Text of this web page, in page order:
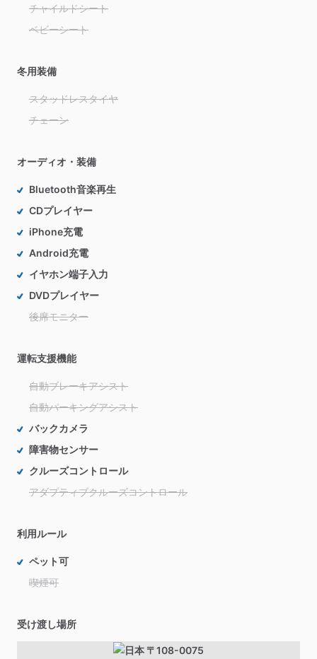
チャイルドシート
ベビーシート
冬用装備
スタッドレスタイヤ
チェーン
オーディオ・装備
Bluetooth音楽再生
CDプレイヤー
iPhone充電
Android充電
イヤホン端子入力
DVDプレイヤー
後席モニター
運転支援機能
自動ブレーキアシスト
自動パーキングアシスト
バックカメラ
障害物センサー
クルーズコントロール
アダプティブクルーズコントロール
利用ルール
ペット可
喫煙可
受け渡し場所